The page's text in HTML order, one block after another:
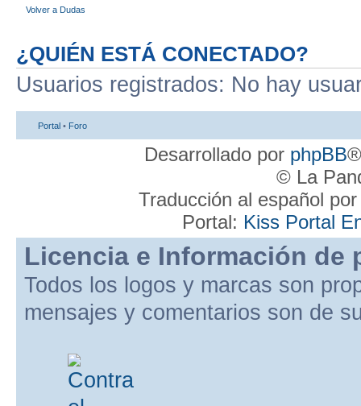
Volver a Dudas
¿QUIÉN ESTÁ CONECTADO?
Usuarios registrados: No hay
Portal • Foro
Desarrollado por phpBB
© La
Traducción al español
Portal: Kiss Portal
Licencia e Información de
Todos los logos y marcas son
mensajes y comentarios son de